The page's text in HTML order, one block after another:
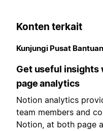
Konten terkait
Kunjungi Pusat Bantuan
Get useful insights
page analytics
Notion analytics
team members and
Notion, at both page